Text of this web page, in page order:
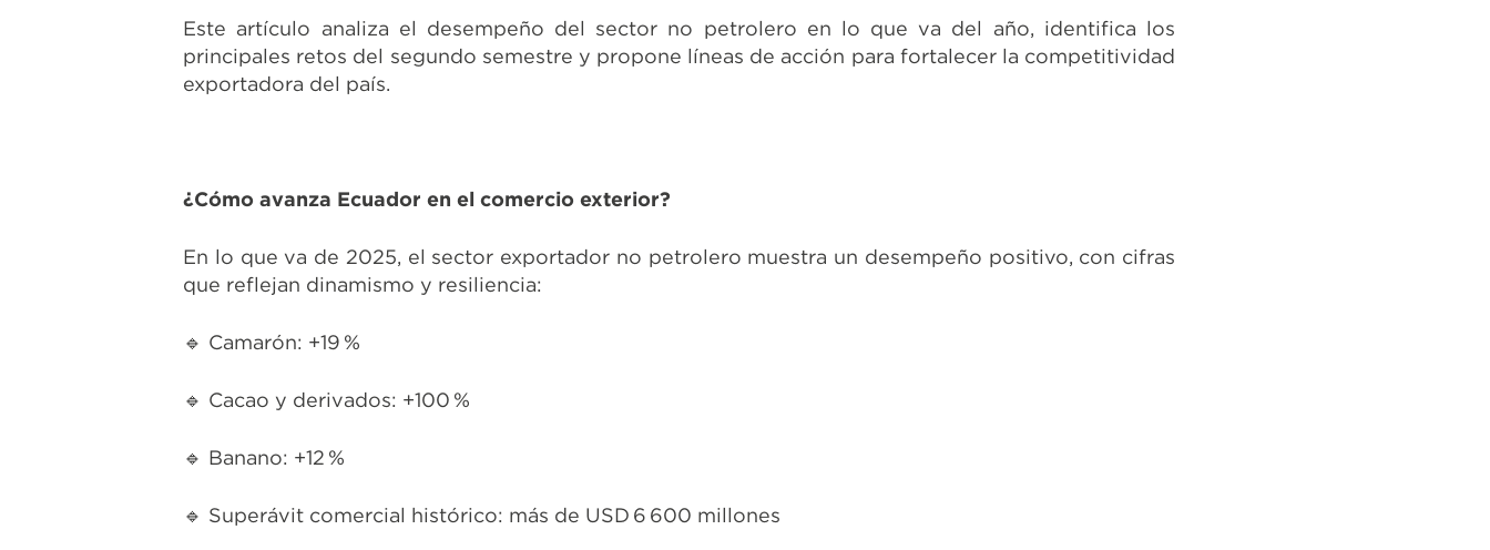
Este artículo analiza el desempeño del sector no petrolero en lo que va del año, identifica los
principales retos del segundo semestre y propone líneas de acción para fortalecer la competitividad
exportadora del país.
¿Cómo avanza Ecuador en el comercio exterior?
En lo que va de 2025, el sector exportador no petrolero muestra un desempeño positivo, con cifras
que reflejan dinamismo y resiliencia:
🔹 Camarón: +19 %
🔹 Cacao y derivados: +100 %
🔹 Banano: +12 %
🔹 Superávit comercial histórico: más de USD 6 600 millones